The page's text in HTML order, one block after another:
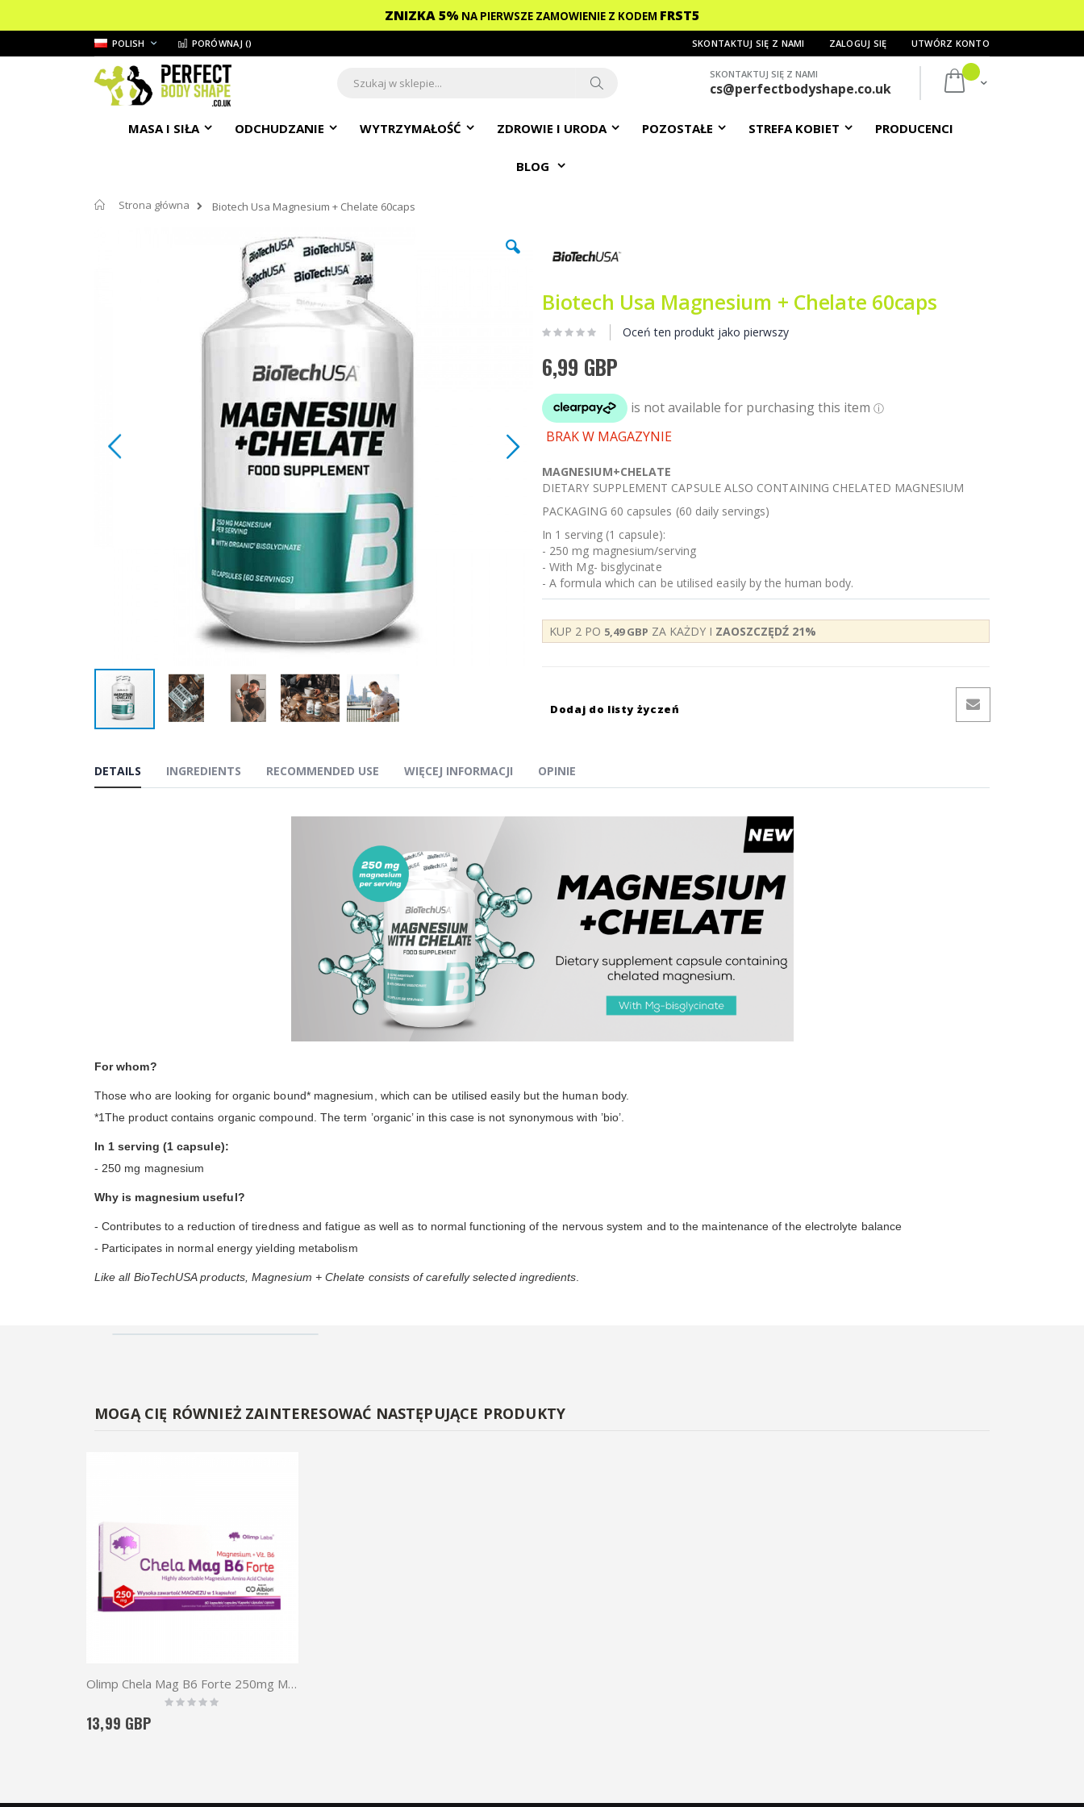
ZNIZKA 5% NA PIERWSZE ZAMOWIENIE Z KODEM FRST5
Przejdź
do
treści
JĘZYKPOLISH SKONTAKTUJ SIĘ Z NAMI
PORÓWNAJ () ZALOGUJ SIĘ UTWÓRZ KONTO
Mój koszyk
SKONTAKTUJ SIĘ Z NAMI
cs@perfectbodyshape.co.uk
MASA I SIŁA ODCHUDZANIE WYTRZYMAŁOŚĆ ZDROWIE I URODA POZOSTAŁE STREFA KOBIET PRODUCENCI
BLOG
Strona główna
Biotech Usa Magnesium + Chelate 60caps
początek
Biotech Usa Magnesium + Chelate 60caps
Oceń ten produkt jako pierwszy
6,99 GBP
BRAK W MAGAZYNIE
MAGNESIUM+CHELATE
DIETARY SUPPLEMENT CAPSULE ALSO CONTAINING CHELATED MAGNESIUM
PACKAGING 60 capsules (60 daily servings)
In 1 serving (1 capsule):
- 250 mg magnesium/serving
- With Mg- bisglycinate
- A formula which can be utilised easily by the human body.
KUP 2 PO 5,49 GBP ZA KAŻDY I ZAOSZCZĘDŹ 21%
Dodaj do listy życzeń
DETAILS
For whom?
Those who are looking for organic bound* magnesium, which can be utilised easily but the human body.
*1The product contains organic compound. The term ’organic’ in this case is not synonymous with ’bio’.
In 1 serving (1 capsule):
- 250 mg magnesium
Why is magnesium useful?
- Contributes to a reduction of tiredness and fatigue as well as to normal functioning of the nervous system and to the maintenance of the electrolyte balance
- Participates in normal energy yielding metabolism
Like all BioTechUSA products, Magnesium + Chelate consists of carefully selected ingredients
INGREDIENTS RECOMMENDED USE WIĘCEJ INFORMACJI OPINIE
MOGĄ CIĘ RÓWNIEŻ ZAINTERESOWAĆ NASTĘPUJĄCE PRODUKTY
Olimp Chela Mag B6 Forte 250mg Magnesium + vit. B6 60caps
Rating:
0%
13,99 GBP